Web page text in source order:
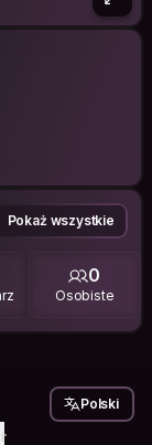
Pokaż wszystkie
0
Osobiste
Polski